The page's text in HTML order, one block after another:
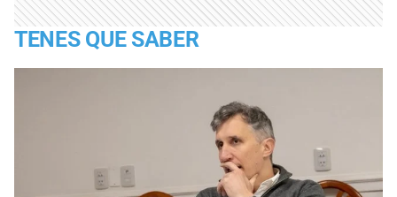
TENES QUE SABER